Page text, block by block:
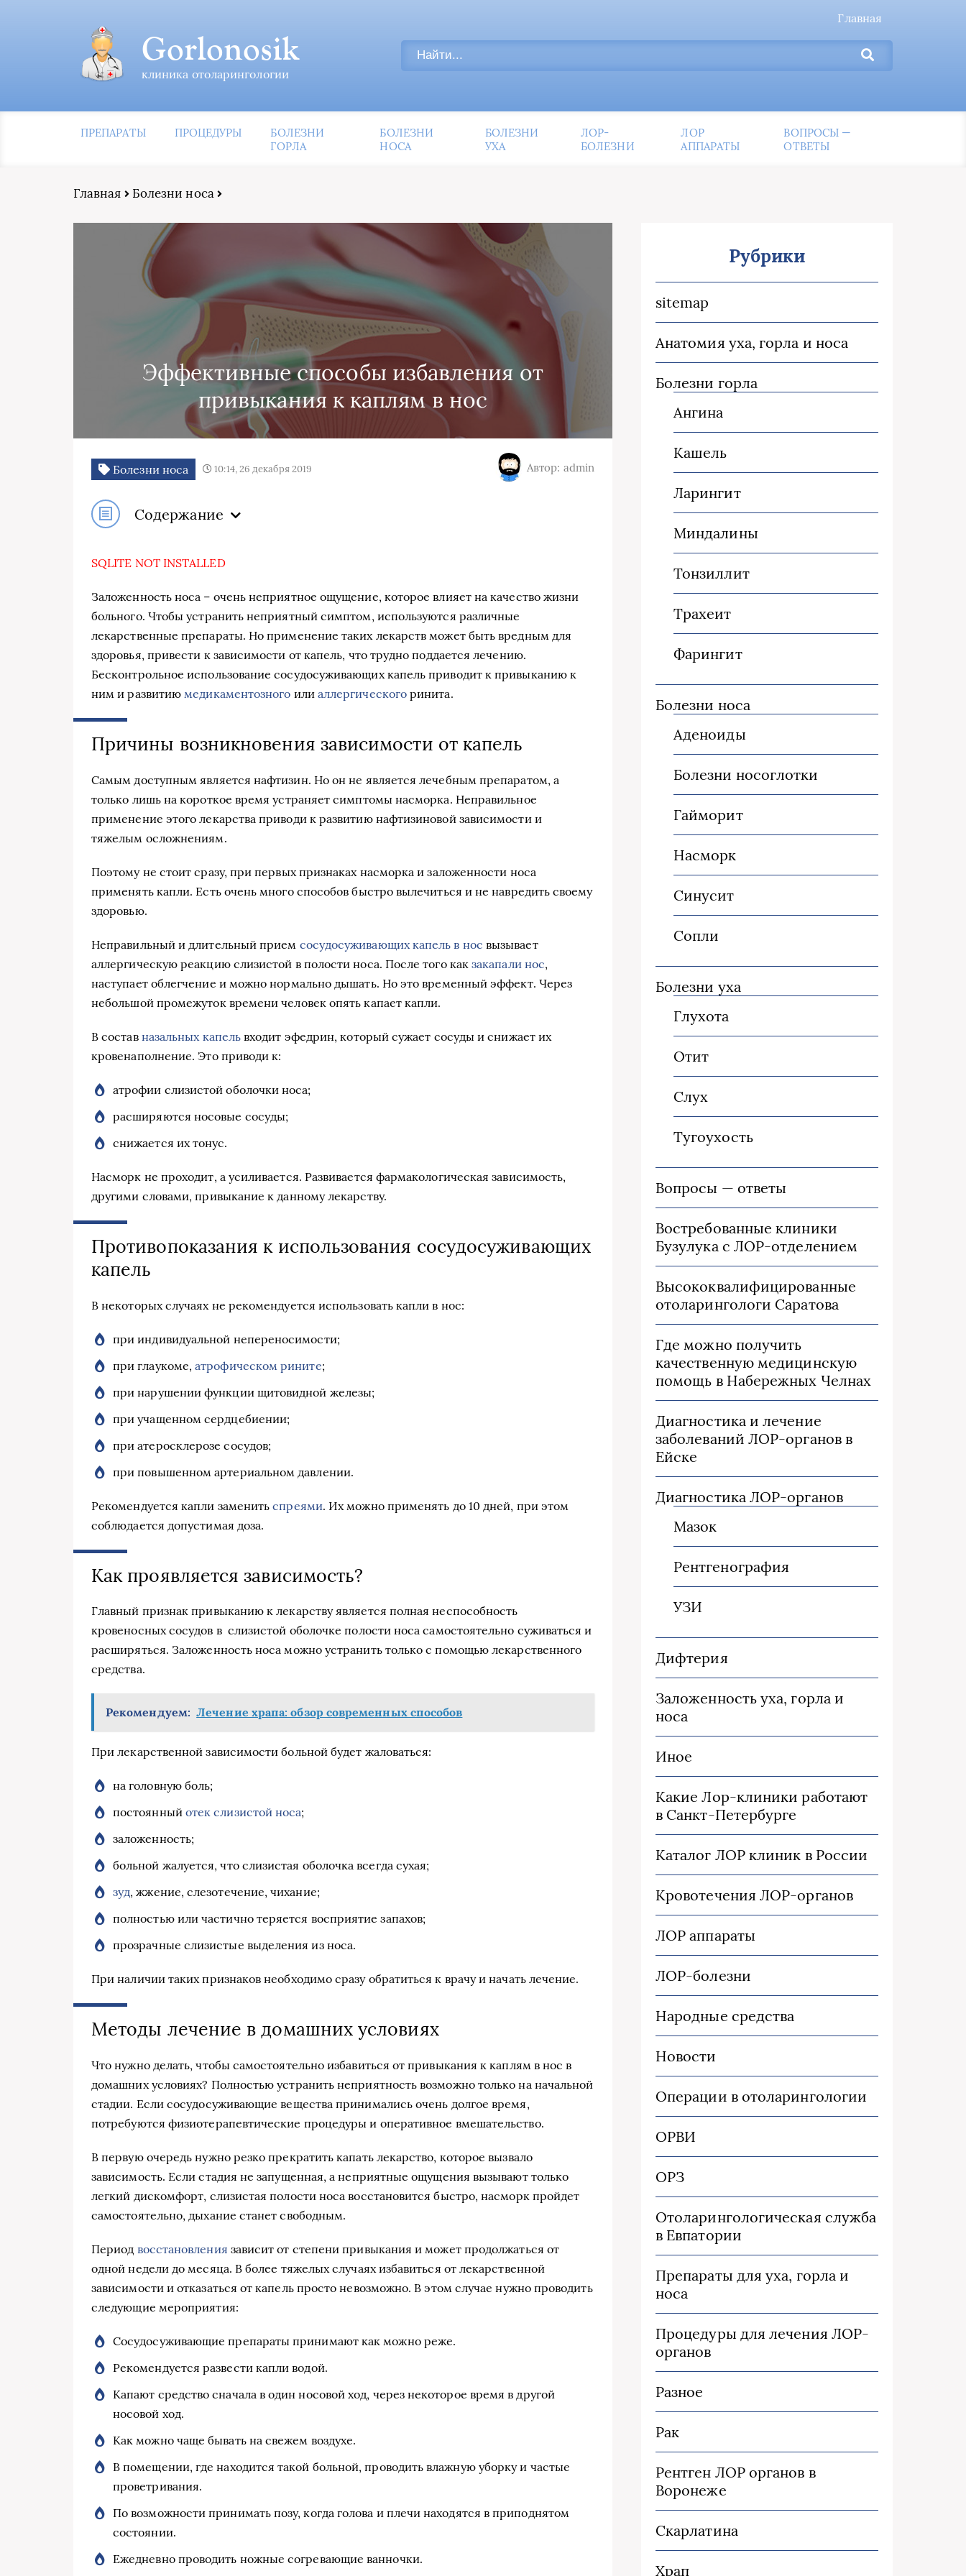
Главная
Gorlonosik
клиника отоларингологии
ПРЕПАРАТЫ ПРОЦЕДУРЫ
БОЛЕЗНИ
ГОРЛА
БОЛЕЗНИ
НОСА
БОЛЕЗНИ
УХА
ЛОР-
БОЛЕЗНИ
ЛОР
АППАРАТЫ
ВОПРОСЫ —
ОТВЕТЫ
Главная Болезни носа
Эффективные способы избавления от
привыкания к каплям в нос
Болезни носа 10:14, 26 декабря 2019 Автор: admin
Содержание
SQLITE NOT INSTALLED
Заложенность носа – очень неприятное ощущение, которое влияет на качество жизни
больного. Чтобы устранить неприятный симптом, используются различные
лекарственные препараты. Но применение таких лекарств может быть вредным для
здоровья, привести к зависимости от капель, что трудно поддается лечению.
Бесконтрольное использование сосудосуживающих капель приводит к привыканию к
ним и развитиюмедикаментозного или аллергического ринита.
Причины возникновения зависимости от капель
Самым доступным является нафтизин. Но он не является лечебным препаратом, а
только лишь на короткое время устраняет симптомы насморка. Неправильное
применение этого лекарства приводи к развитию нафтизиновой зависимости и
тяжелым осложнениям.
Поэтому не стоит сразу, при первых признаках насморка и заложенности носа
применять капли. Есть очень много способов быстро вылечиться и не навредить своему
здоровью.
Неправильный и длительный прием сосудосуживающих капель в нос вызывает
аллергическую реакцию слизистой в полости носа. После того какзакапали нос,
наступает облегчение и можно нормально дышать. Но это временный эффект. Через
небольшой промежуток времени человек опять капает капли.
В состав назальных капель входит эфедрин, который сужает сосуды и снижает их
кровенаполнение. Это приводи к:
атрофии слизистой оболочки носа;
расширяются носовые сосуды;
снижается их тонус.
Насморк не проходит, а усиливается. Развивается фармакологическая зависимость,
другими словами, привыкание к данному лекарству.
Противопоказания к использования сосудосуживающих
капель
В некоторых случаях не рекомендуется использовать капли в нос:
при индивидуальной непереносимости;
при глаукоме,атрофическом рините;
при нарушении функции щитовидной железы;
при учащенном сердцебиении;
при атеросклерозе сосудов;
при повышенном артериальном давлении.
Рекомендуется капли заменитьспреями. Их можно применять до 10 дней, при этом
соблюдается допустимая доза.
Как проявляется зависимость?
Главный признак привыканию к лекарству является полная неспособность
кровеносных сосудов в слизистой оболочке полости носа самостоятельно суживаться и
расширяться. Заложенность носа можно устранить только с помощью лекарственного
средства.
Рекомендуем: Лечение храпа: обзор современных способов
При лекарственной зависимости больной будет жаловаться:
на головную боль;
постоянный отек слизистой носа;
заложенность;
больной жалуется, что слизистая оболочка всегда сухая;
зуд, жжение, слезотечение, чихание;
полностью или частично теряется восприятие запахов;
прозрачные слизистые выделения из носа.
При наличии таких признаков необходимо сразу обратиться к врачу и начать лечение.
Методы лечение в домашних условиях
Что нужно делать, чтобы самостоятельно избавиться от привыкания к каплям в нос в
домашних условиях? Полностью устранить неприятность возможно только на начальной
стадии. Если сосудосуживающие вещества принимались очень долгое время,
потребуются физиотерапевтические процедуры и оперативное вмешательство.
В первую очередь нужно резко прекратить капать лекарство, которое вызвало
зависимость. Если стадия не запущенная, а неприятные ощущения вызывают только
легкий дискомфорт, слизистая полости носа восстановится быстро, насморк пройдет
самостоятельно, дыхание станет свободным.
Период восстановления зависит от степени привыкания и может продолжаться от
одной недели до месяца. В более тяжелых случаях избавиться от лекарственной
зависимости и отказаться от капель просто невозможно. В этом случае нужно проводить
следующие мероприятия:
Сосудосуживающие препараты принимают как можно реже.
Рекомендуется развести капли водой.
Капают средство сначала в один носовой ход, через некоторое время в другой
носовой ход.
Как можно чаще бывать на свежем воздухе.
В помещении, где находится такой больной, проводить влажную уборку и частые
проветривания.
По возможности принимать позу, когда голова и плечи находятся в приподнятом
состоянии.
Ежедневно проводить ножные согревающие ванночки.
Рубрики
sitemap
Анатомия уха, горла и носа
Болезни горла
Ангина
Кашель
Ларингит
Миндалины
Тонзиллит
Трахеит
Фарингит
Болезни носа
Аденоиды
Болезни носоглотки
Гайморит
Насморк
Синусит
Сопли
Болезни уха
Глухота
Отит
Слух
Тугоухость
Вопросы — ответы
Востребованные клиники
Бузулука с ЛОР-отделением
Высококвалифицированные
отоларингологи Саратова
Где можно получить
качественную медицинскую
помощь в Набережных Челнах
Диагностика и лечение
заболеваний ЛОР-органов в
Ейске
Диагностика ЛОР-органов
Мазок
Рентгенография
УЗИ
Дифтерия
Заложенность уха, горла и
носа
Иное
Какие Лор-клиники работают
в Санкт-Петербурге
Каталог ЛОР клиник в России
Кровотечения ЛОР-органов
ЛОР аппараты
ЛОР-болезни
Народные средства
Новости
Операции в отоларингологии
ОРВИ
ОРЗ
Отоларингологическая служба
в Евпатории
Препараты для уха, горла и
носа
Процедуры для лечения ЛОР-
органов
Разное
Рак
Рентген ЛОР органов в
Воронеже
Скарлатина
Храп